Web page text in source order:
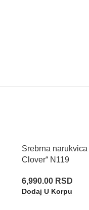
Srebrna
Clover“ N119
6,990.00 RSD
Dodaj U Korpu